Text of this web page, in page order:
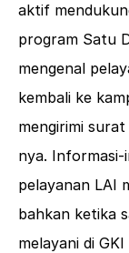
aktif
program Satu
mengenal
kembali ke
mengirimi
nya.
pelayanan LAI
bahkan ketika
melayani di